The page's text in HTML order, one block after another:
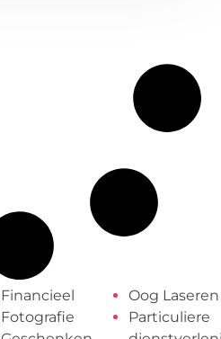
Financieel
Fotografie
Oog Laseren
Particuliere